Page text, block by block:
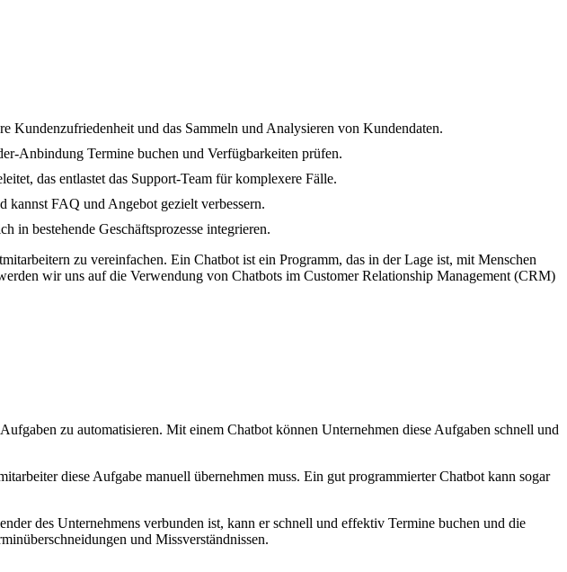
und das Sammeln und Analysieren von Kundendaten.
Anbindung Termine buchen und Verfügbarkeiten prüfen.
das entlastet das Support-Team für komplexere Fälle.
kannst FAQ und Angebot gezielt verbessern.
in bestehende Geschäftsprozesse integrieren.
zu vereinfachen. Ein Chatbot ist ein Programm, das in der Lage ist, mit Menschen
wir uns auf die Verwendung von Chatbots im Customer Relationship Management (CRM)
zu automatisieren. Mit einem Chatbot können Unternehmen diese Aufgaben schnell und
diese Aufgabe manuell übernehmen muss. Ein gut programmierter Chatbot kann sogar
des Unternehmens verbunden ist, kann er schnell und effektiv Termine buchen und die
und Missverständnissen.